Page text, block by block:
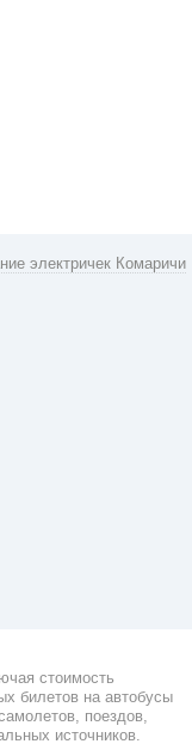
электричек Комаричи
стоимость
билетов на автобусы
поездов,
источников.